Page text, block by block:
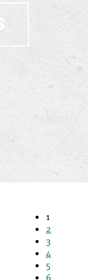
1
2
3
4
5
6